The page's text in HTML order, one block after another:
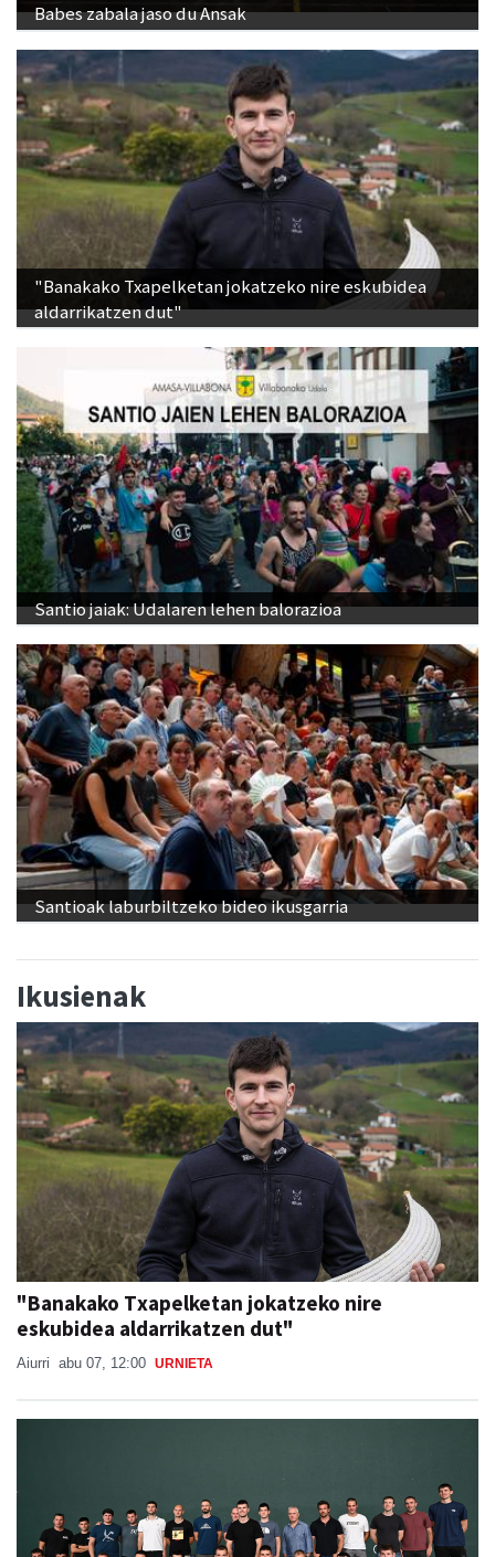
Babes zabala jaso du Ansak
"Banakako Txapelketan jokatzeko nire eskubidea
aldarrikatzen dut"
Santio jaiak: Udalaren lehen balorazioa
Santioak laburbiltzeko bideo ikusgarria
Ikusienak
"Banakako Txapelketan jokatzeko nire
eskubidea aldarrikatzen dut"
Aiurri abu 07, 12:00 URNIETA